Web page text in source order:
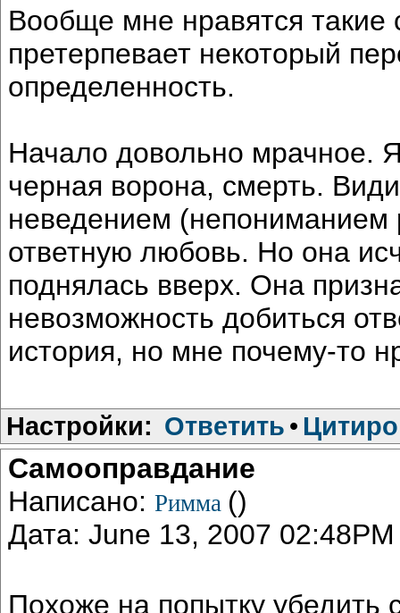
Вообще мне нравятся такие
претерпевает некоторый
определенность.
Начало довольно мрачное.
черная ворона, смерть.
неведением (непониманием
ответную любовь. Но она
поднялась вверх. Она
невозможность добиться
история, но мне почему-то
Настройки: Ответить •
Самооправдание
Написано: Римма ()
Дата: June 13, 2007 02:48PM
Похоже на попытку убедить